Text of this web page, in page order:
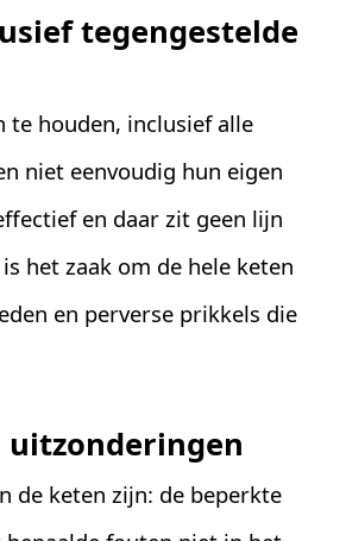
tegengestelde
te houden, inclusief alle
niet eenvoudig hun eigen
en daar zit geen lijn
het zaak om de hele keten
en perverse prikkels die
uitzonderingen
de keten zijn: de beperkte